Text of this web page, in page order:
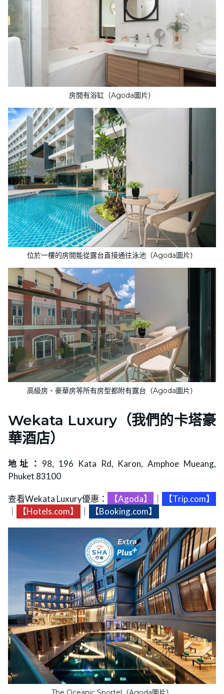
房間有浴缸（Agoda圖片）
位於一樓的房間能從露台直接通往泳池（Agoda圖片）
高級房、豪華房等所有房型都附有露台（Agoda圖片）
Wekata Luxury（我們的卡塔豪
華酒店）
地址： 98, 196 Kata Rd, Karon, Amphoe Mueang,
Phuket 83100
查看Wekata Luxury優惠： 【Agoda】
【Trip.com】
【Hotels.com】 【Booking.com】